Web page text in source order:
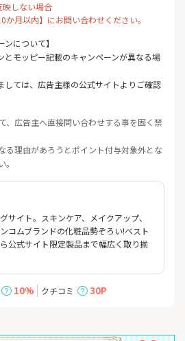
しない場合
月以内】にお問い合わせください。
ンについて】
とモッピー記載のキャンペーンが異なる場
しては、広告主様の公式サイトよりご確認
、広告主へ直接問い合わせする事を固く禁
る理由があろうとポイント付与対象外とな
サイト。スキンケア、メイクアップ、
コムブランドの化粧品勢ぞろい!ベスト
公式サイト限定製品まで幅広く取り揃
10% クチコミ 30P